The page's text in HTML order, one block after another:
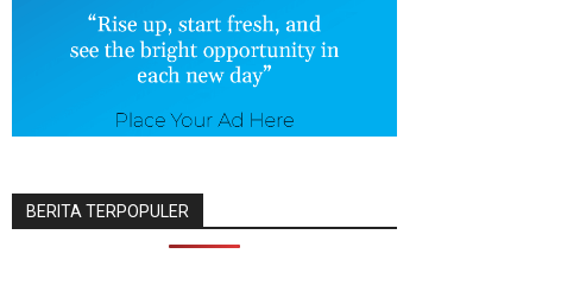
BERITA TERPOPULER